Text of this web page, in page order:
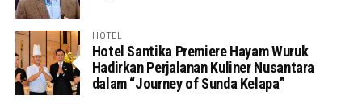
HOTEL
Hotel Santika Premiere Hayam Wuruk
Hadirkan Perjalanan Kuliner Nusantara
dalam “Journey of Sunda Kelapa”